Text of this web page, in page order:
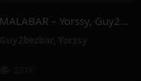
MALABAR – Yorssy, Guy2Bezbar